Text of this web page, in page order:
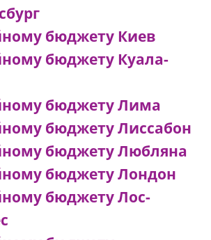
бюджету Киев
бюджету Куала-
бюджету Лима
бюджету Лиссабон
бюджету Любляна
бюджету Лондон
бюджету Лос-